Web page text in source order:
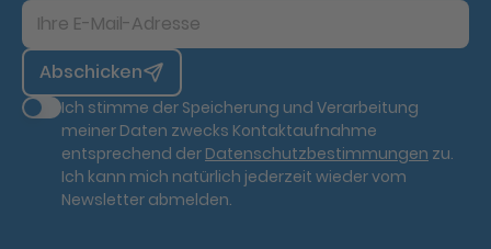
Abschicken
Ich stimme der Speicherung und Verarbeitung
meiner Daten zwecks Kontaktaufnahme
entsprechend der Datenschutzbestimmungen zu.
Ich kann mich natürlich jederzeit wieder vom
Newsletter abmelden.